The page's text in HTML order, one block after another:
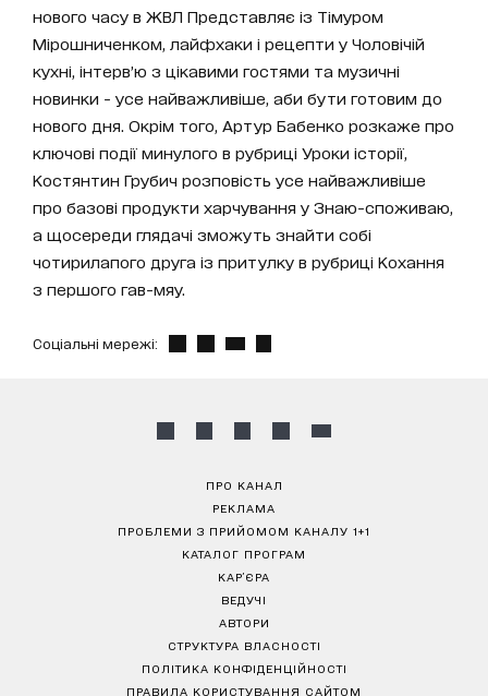
нового часу в ЖВЛ Представляє із Тімуром
Мірошниченком, лайфхаки і рецепти у Чоловічій
кухні, інтерв’ю з цікавими гостями та музичні
новинки - усе найважливіше, аби бути готовим до
нового дня. Окрім того, Артур Бабенко розкаже про
ключові події минулого в рубриці Уроки історії,
Костянтин Грубич розповість усе найважливіше
про базові продукти харчування у Знаю-споживаю,
а щосереди глядачі зможуть знайти собі
чотирилапого друга із притулку в рубриці Кохання
з першого гав-мяу.
Соціальні мережі:
ПРО КАНАЛ
РЕКЛАМА
ПРОБЛЕМИ З ПРИЙОМОМ КАНАЛУ 1+1
КАТАЛОГ ПРОГРАМ
КАР’ЄРА
ВЕДУЧІ
АВТОРИ
СТРУКТУРА ВЛАСНОСТІ
ПОЛІТИКА КОНФІДЕНЦІЙНОСТІ
ПРАВИЛА КОРИСТУВАННЯ САЙТОМ